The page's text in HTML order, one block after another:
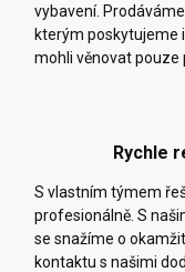
vybavení.
kterým poskytujeme
mohli věnovat pouze
Rychle
S vlastním týmem
profesionálně. S
se snažíme o
kontaktu s našimi